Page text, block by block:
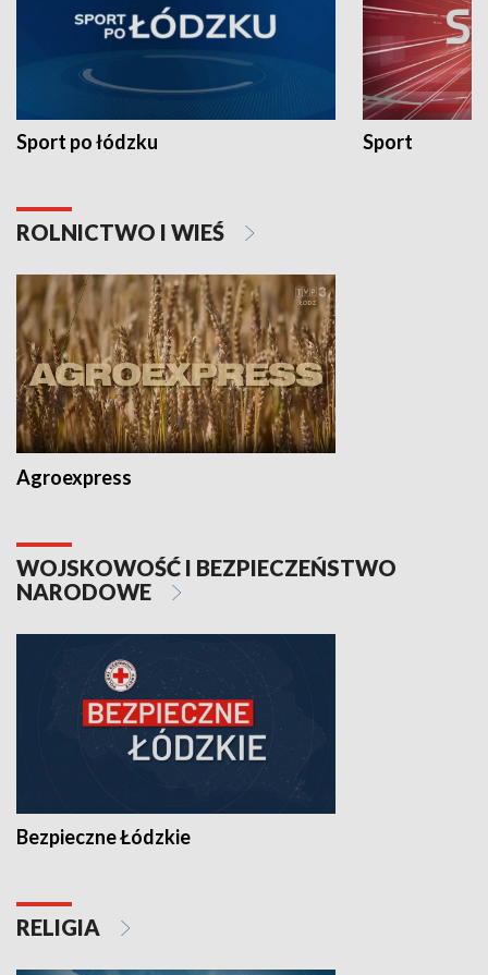
Sport po łódzku Sport
ROLNICTWO I WIEŚ
Agroexpress
WOJSKOWOŚĆ I BEZPIECZEŃSTWO
NARODOWE
Bezpieczne Łódzkie
RELIGIA